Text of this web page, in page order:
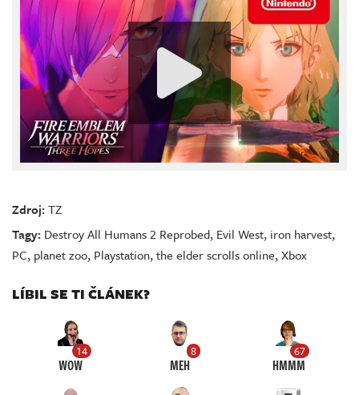
Zdroj:TZ
Tagy: Destroy All Humans 2 Reprobed, Evil West, iron harvest,
PC, planet zoo, Playstation,the elder scrolls online,Xbox
LÍBIL SE TI ČLÁNEK?
14
WOW
8
MEH
67
HMMM